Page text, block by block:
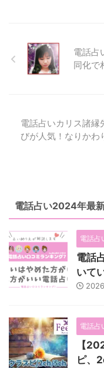
占い師さんです。
電話占
同化で
電話占いカリス諸縁
びが人気！なりかわ
電話占い2024年最
電話占
電話
いて
電話占
【
ピ、